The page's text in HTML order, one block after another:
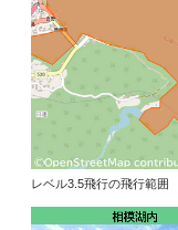
レベル3.5飛行の飛行範囲